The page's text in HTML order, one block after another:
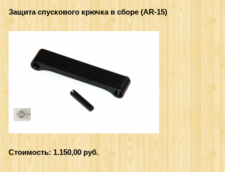
Защита спускового крючка в сборе (AR-15)
Стоимость: 1.150,00 руб.